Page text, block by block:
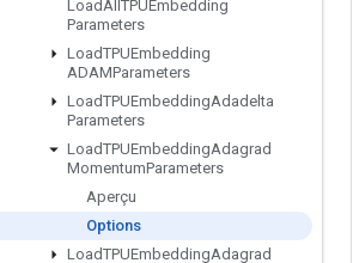
LoadAll TPUEmbedding
Parameters
LoadTPUEmbedding
ADAMParameters
LoadTPUEmbeddingAdadelta
Parameters
LoadTPUEmbeddingAdagrad
MomentumParameters
Aperçu
Options
LoadTPUEmbeddingAdagrad